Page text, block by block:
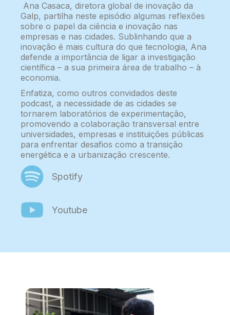
Spotify
Youtube
Ana Casaca, diretora global de inovação da
Galp, partilha neste episódio algumas reflexões
sobre o papel da ciência e inovação nas
empresas e nas cidades. Sublinhando que a
inovação é mais cultura do que tecnologia, Ana
defende a importância de ligar a investigação
científica – a sua primeira área de trabalho – à
economia.
Enfatiza, como outros convidados deste
podcast, a necessidade de as cidades se
tornarem laboratórios de experimentação,
promovendo a colaboração transversal entre
universidades, empresas e instituições públicas
para enfrentar desafios como a transição
energética e a urbanização crescente.